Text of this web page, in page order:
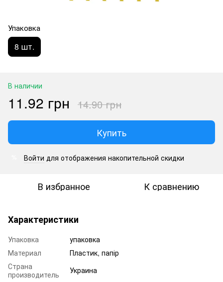
Упаковка
8 шт.
В наличии
11.92 грн 14.90 грн
Купить
Войти для отображения накопительной скидки
В избранное К сравнению
Характеристики
Упаковка
упаковка
Материал
Пластик, папір
Страна
производитель
Украина